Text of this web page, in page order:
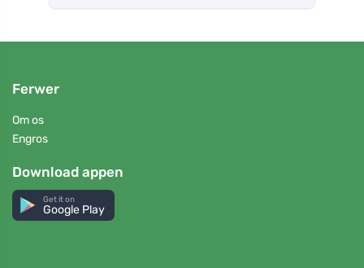
Ferwer
Om os
Engros
Download appen
Get it on
Google Play